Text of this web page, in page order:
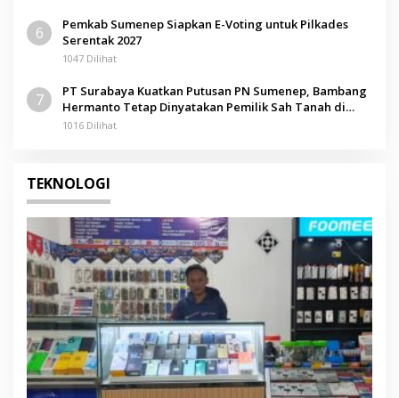
6
Pemkab Sumenep Siapkan E-Voting untuk Pilkades
Serentak 2027
1047 Dilihat
7
PT Surabaya Kuatkan Putusan PN Sumenep, Bambang
Hermanto Tetap Dinyatakan Pemilik Sah Tanah di
Pamolokan
1016 Dilihat
TEKNOLOGI